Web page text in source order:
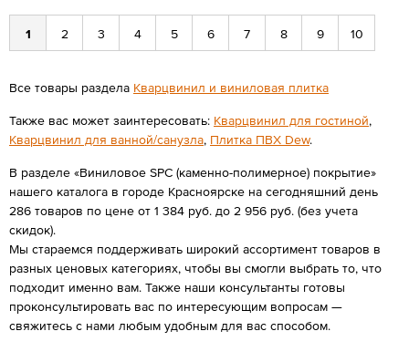
1 2 3 4 5 6 7 8 9 10
Все товары раздела Кварцвинил и виниловая плитка
Также вас может заинтересовать: Кварцвинил для гостиной,
Кварцвинил для ванной/санузла, Плитка ПВХ Dew.
В разделе «Виниловое SPC (каменно-полимерное) покрытие»
нашего каталога в городе Красноярске на сегодняшний день
286 товаров по цене от 1 384 руб. до 2 956 руб. (без учета
скидок).
Мы стараемся поддерживать широкий ассортимент товаров в
разных ценовых категориях, чтобы вы смогли выбрать то, что
подходит именно вам. Также наши консультанты готовы
проконсультировать вас по интересующим вопросам —
свяжитесь с нами любым удобным для вас способом.